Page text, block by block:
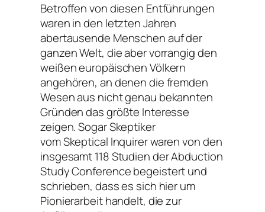
Betroffen von diesen Entführungen
waren in den letzten Jahren
abertausende Menschen auf der
ganzen Welt, die aber vorrangig den
weißen europäischen Völkern
angehören, an denen die fremden
Wesen aus nicht genau bekannten
Gründen das größte Interesse
zeigen. Sogar Skeptiker
vomSkeptical Inquirerwaren von den
insgesamt 118 Studien derAbduction
Study Conferencebegeistert und
schrieben, dass es sich hier um
Pionierarbeit handelt, die zur